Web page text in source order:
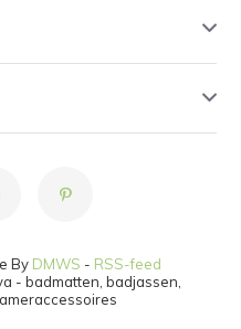
By DMWS - RSS-feed
- badmatten, badjassen,